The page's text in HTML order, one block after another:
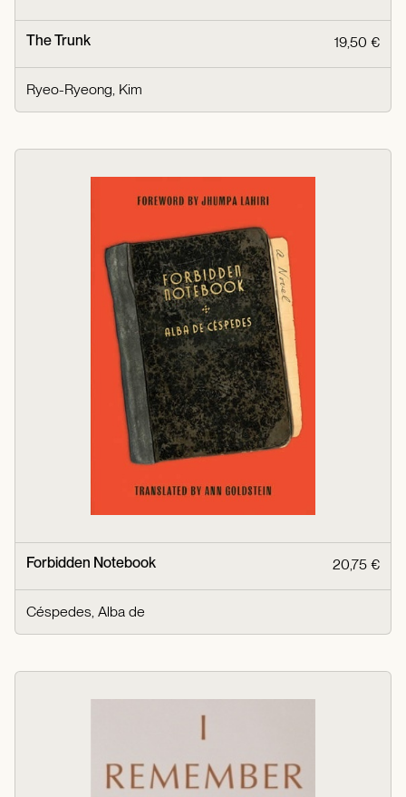
The Trunk 19,50 €
Ryeo-Ryeong, Kim
Forbidden Notebook 20,75 €
Céspedes, Alba de